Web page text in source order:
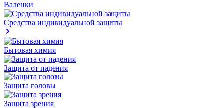
Валенки
Средства индивидуальной защиты
Бытовая химия
Защита от падения
Защита головы
Защита зрения